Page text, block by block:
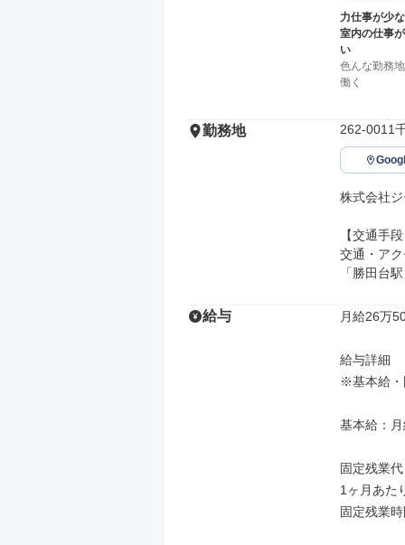
力仕事が少
室内の仕事
い
色んな勤務
働く
勤務地 262-0011
株式会社
【交通手
交通・ア
「勝田台
給与 月給26万
給与詳細
※基本給・
基本給：
固定残業
1ヶ月あた
固定残業